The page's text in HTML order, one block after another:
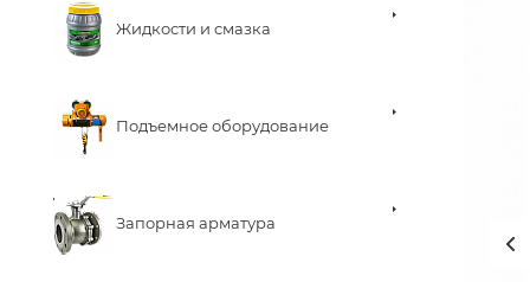
Жидкости и смазка
Подъемное оборудование
Запорная арматура